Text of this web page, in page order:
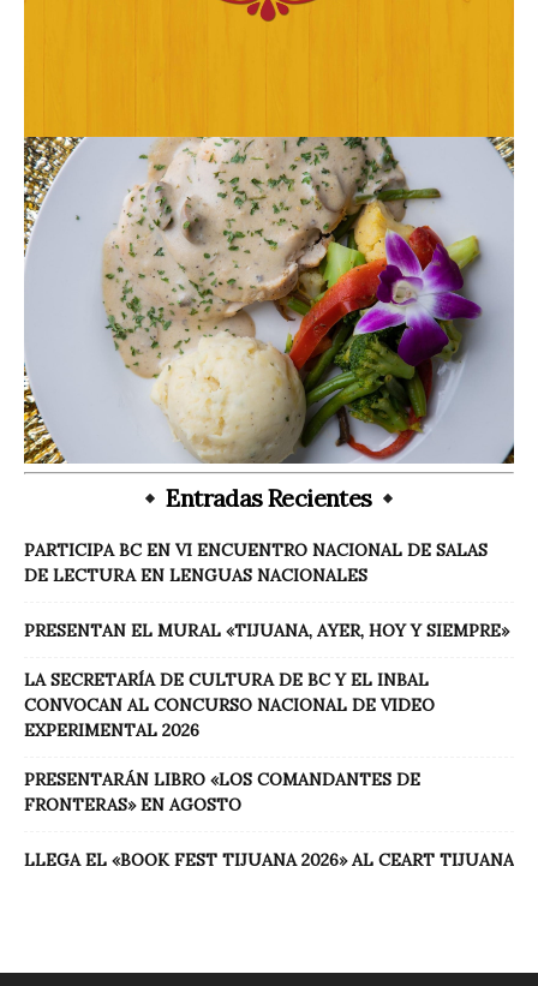
Entradas Recientes
PARTICIPA BC EN VI ENCUENTRO NACIONAL DE SALAS
DE LECTURA EN LENGUAS NACIONALES
PRESENTAN EL MURAL «TIJUANA, AYER, HOY Y SIEMPRE»
LA SECRETARÍA DE CULTURA DE BC Y EL INBAL
CONVOCAN AL CONCURSO NACIONAL DE VIDEO
EXPERIMENTAL 2026
PRESENTARÁN LIBRO «LOS COMANDANTES DE
FRONTERAS» EN AGOSTO
LLEGA EL «BOOK FEST TIJUANA 2026» AL CEART TIJUANA